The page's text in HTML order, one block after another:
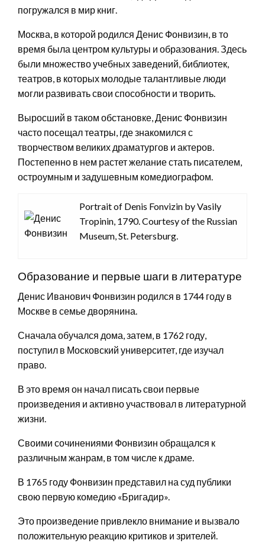
погружался в мир книг.
Москва, в которой родился Денис Фонвизин, в то
время была центром культуры и образования. Здесь
были множество учебных заведений, библиотек,
театров, в которых молодые талантливые люди
могли развивать свои способности и творить.
Выросший в таком обстановке, Денис Фонвизин
часто посещал театры, где знакомился с
творчеством великих драматургов и актеров.
Постепенно в нем растет желание стать писателем,
остроумным и задушевным комедиографом.
Portrait of Denis Fonvizin by Vasily
Tropinin, 1790. Courtesy of the Russian
Museum, St. Petersburg.
Образование и первые шаги в литературе
Денис Иванович Фонвизин родился в 1744 году в
Москве в семье дворянина.
Сначала обучался дома, затем, в 1762 году,
поступил в Московский университет, где изучал
право.
В это время он начал писать свои первые
произведения и активно участвовал в литературной
жизни.
Своими сочинениями Фонвизин обращался к
различным жанрам, в том числе к драме.
В 1765 году Фонвизин представил на суд публики
свою первую комедию «Бригадир».
Это произведение привлекло внимание и вызвало
положительную реакцию критиков и зрителей.